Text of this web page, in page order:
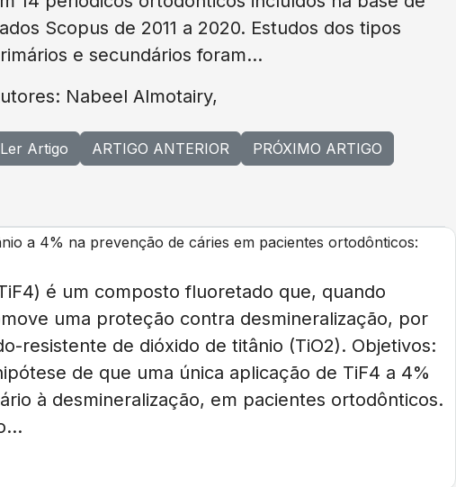
Scopus de 2011 a 2020. Estudos dos tipos
e secundários foram...
Nabeel Almotairy,
Ler Artigo ARTIGO ANTERIOR PRÓXIMO ARTIGO
a 4% na prevenção de cáries em pacientes ortodônticos:
é um composto fluoretado que, quando
uma proteção contra desmineralização, por
resistente de dióxido de titânio (TiO2). Objetivos:
de que uma única aplicação de TiF4 a 4%
à desmineralização, em pacientes ortodônticos.